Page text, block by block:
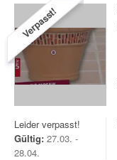
Verpasst!
Leider verpasst!
Gültig: 27.03. -
28.04.